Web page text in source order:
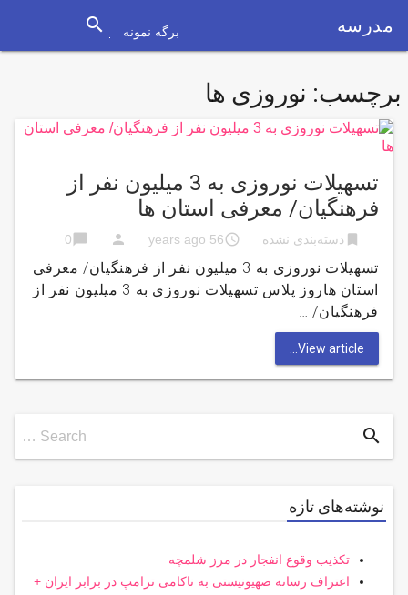
مدرسه برگه نمونه search
برچسب: نوروزی ها
تسهیلات نوروزی به 3 میلیون نفر از
فرهنگیان/ معرفی استان ها
bookmark دسته‌بندی نشده access_time
56 years ago
person
chat_bubble
0
تسهیلات نوروزی به 3 میلیون نفر از فرهنگیان/ معرفی
استان هاروز پلاس تسهیلات نوروزی به 3 میلیون نفر از
فرهنگیان/ …
View article...
Search
for
Search … search
نوشته‌های تازه
تکذیب وقوع انفجار در مرز شلمچه
اعتراف رسانه صهیونیستی به ناکامی ترامپ در برابر ایران +